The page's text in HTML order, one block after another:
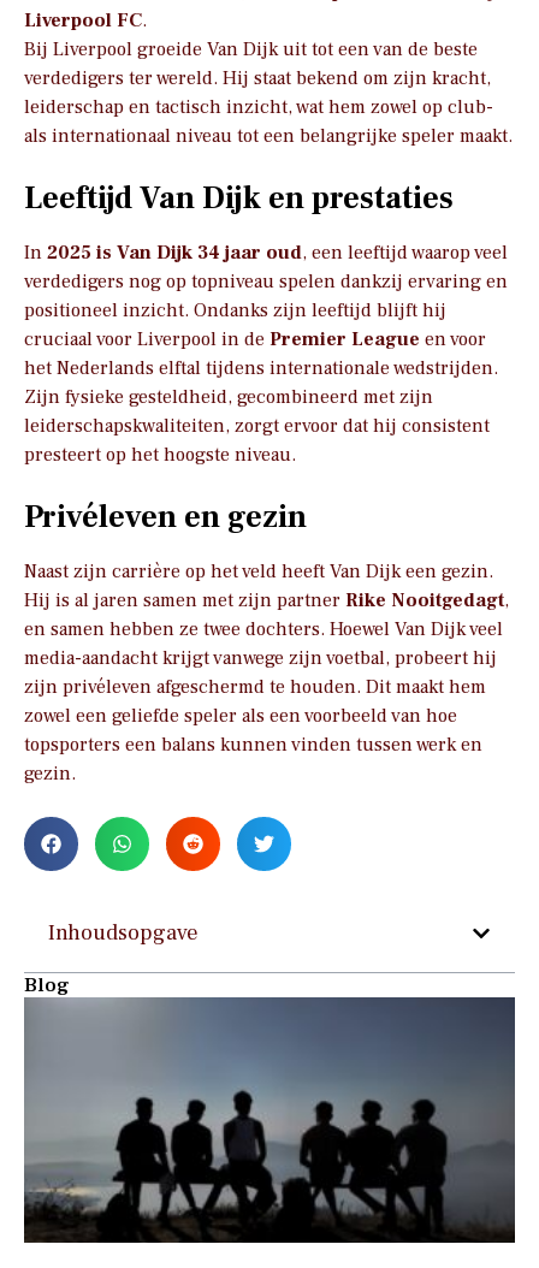
Liverpool FC.
Bij Liverpool groeide Van Dijk uit tot een van de beste
verdedigers ter wereld. Hij staat bekend om zijn kracht,
leiderschap en tactisch inzicht, wat hem zowel op club-
als internationaal niveau tot een belangrijke speler maakt.
Leeftijd Van Dijk en prestaties
In 2025 is Van Dijk 34 jaar oud, een leeftijd waarop veel
verdedigers nog op topniveau spelen dankzij ervaring en
positioneel inzicht. Ondanks zijn leeftijd blijft hij
cruciaal voor Liverpool in de Premier League en voor
het Nederlands elftal tijdens internationale wedstrijden.
Zijn fysieke gesteldheid, gecombineerd met zijn
leiderschapskwaliteiten, zorgt ervoor dat hij consistent
presteert op het hoogste niveau.
Privéleven en gezin
Naast zijn carrière op het veld heeft Van Dijk een gezin.
Hij is al jaren samen met zijn partner Rike Nooitgedagt,
en samen hebben ze twee dochters. Hoewel Van Dijk veel
media-aandacht krijgt vanwege zijn voetbal, probeert hij
zijn privéleven afgeschermd te houden. Dit maakt hem
zowel een geliefde speler als een voorbeeld van hoe
topsporters een balans kunnen vinden tussen werk en
gezin.
Inhoudsopgave
Blog